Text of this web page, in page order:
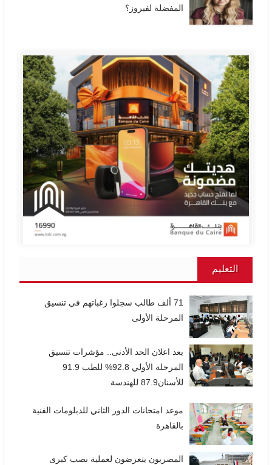
المفضلة لفيروز؟
التعليم
71 ألف طالب سجلوا رغباتهم في تنسيق
المرحلة الأولى
بعد اعلان الحد الأدنى.. مؤشرات تنسيق
المرحلة الأولي 92.8% للطب 91.9
للأسنان87.9 للهندسة
موعد امتحانات الدور الثاني للدبلومات الفنية
بالقاهرة
المصريون يتعرضون لعملية نصب كبرى